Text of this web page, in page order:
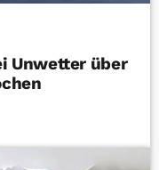
Unwetter über